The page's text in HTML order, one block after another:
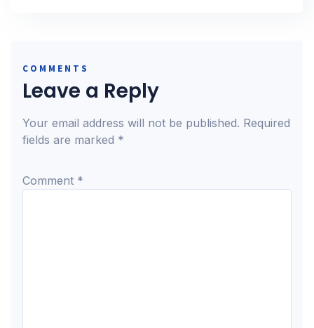
COMMENTS
Leave a Reply
Your email address will not be published. Required
fields are marked *
Comment *